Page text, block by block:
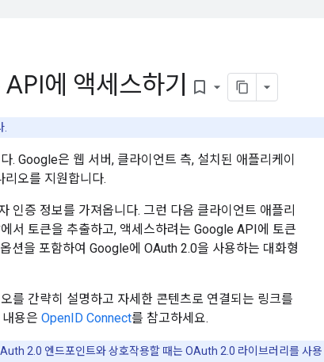
에 액세스하기 bookmark_border
.
. Google은 웹 서버, 클라이언트 측, 설치된 애플리케이
리오를 지원합니다.
인증 정보를 가져옵니다. 그런 다음 클라이언트 애플리
서 토큰을 추출하고, 액세스하려는 Google API에 토큰
션을 포함하여 Google에 OAuth 2.0을 사용하는 대화형
를 간략히 설명하고 자세한 콘텐츠로 연결되는 링크를
용은 OpenID Connect를 참고하세요.
2.0 엔드포인트와 상호작용할 때는 OAuth 2.0 라이브러리를 사용